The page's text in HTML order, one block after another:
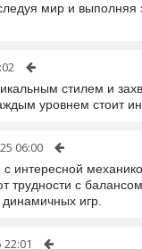
мир и
стилем и
уровнем стоит
06:00
интересной
трудности с
игр.